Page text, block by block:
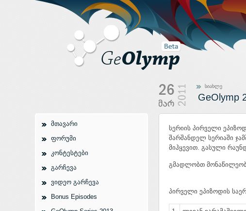
მთავარი
ფორუმი
კონტესტები
გარჩევა
ვიდეო გარჩევა
Bonus Episodes
სიახლე
GeOlymp
სერიის პირველი
შარშანდელ სერიაში
მიჰყევით. გასული
გმადლობთ
პირველი ეპიზოდის